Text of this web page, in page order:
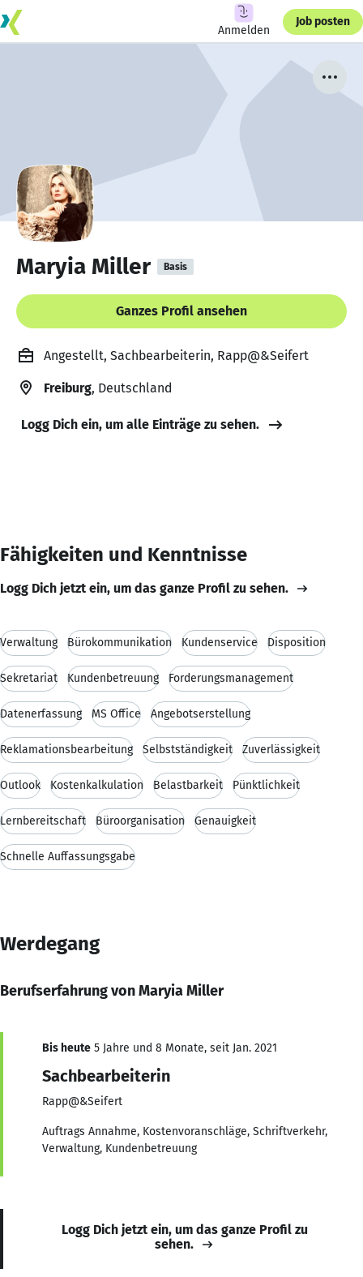
Anmelden
Job posten
Maryia Miller Basis
Ganzes Profil ansehen
Angestellt, Sachbearbeiterin, Rapp@&Seifert
Freiburg, Deutschland
Logg Dich ein, um alle Einträge zu sehen.
Fähigkeiten und Kenntnisse
Logg Dich jetzt ein, um das ganze Profil zu sehen.
Verwaltung Bürokommunikation Kundenservice Disposition
Sekretariat Kundenbetreuung Forderungsmanagement
Datenerfassung MS Office Angebotserstellung
Reklamationsbearbeitung Selbstständigkeit Zuverlässigkeit
Outlook Kostenkalkulation Belastbarkeit Pünktlichkeit
Lernbereitschaft Büroorganisation Genauigkeit
Schnelle Auffassungsgabe
Werdegang
Berufserfahrung von Maryia Miller
Bis heute 5 Jahre und 8 Monate, seit Jan. 2021
Sachbearbeiterin
Rapp@&Seifert
Auftrags Annahme, Kostenvoranschläge, Schriftverkehr,
Verwaltung, Kundenbetreuung
Logg Dich jetzt ein, um das ganze Profil zu
sehen.